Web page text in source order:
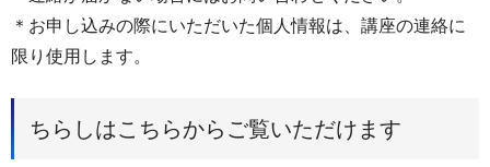
＊お申し込みの際にいただいた個人情報は、講座の連絡に
限り使用します。
ちらしはこちらからご覧いただけます